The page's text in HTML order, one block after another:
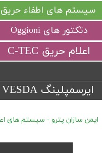
​اعلام حریق C-TEC​​​​​​​
ایرسمپلینگ VESDA
سیستم های اطفاء حریق
دتکتور های Oggioni
ایمن سازان پترو - سیستم های